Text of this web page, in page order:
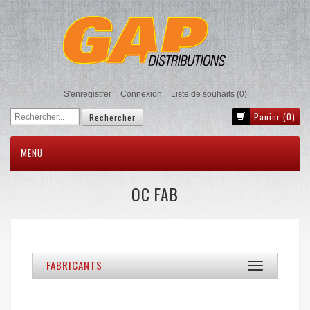
S'enregistrer Connexion Liste de souhaits (0)
Panier (0)
MENU
OC FAB
Toggle
navigation
FABRICANTS